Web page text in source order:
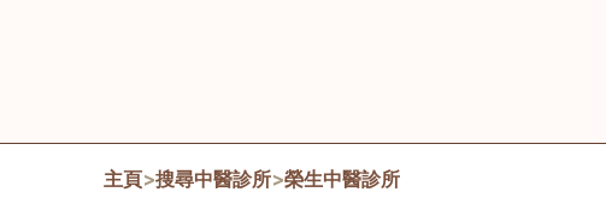
主頁>搜尋中醫診所>榮生中醫診所